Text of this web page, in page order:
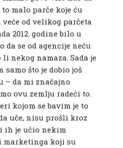
malo parče koje ću
veće od velikog parčeta
2012. godine bilo u
da se od agencije neću
nekog namaza. Sada je
što je dobio još
– da mi značajno
ovu zemlju radeći to.
kojom se bavim je to
uče, nisu prošli kroz
ih je učio nekim
marketinga koji su